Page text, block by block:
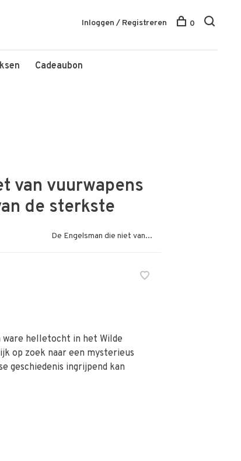
Cadeaubon
Inloggen / Registreren 0
van vuurwapens
de sterkste
De Engelsman die niet van...
ware helletocht in het Wilde
op zoek naar een mysterieus
geschiedenis ingrijpend kan